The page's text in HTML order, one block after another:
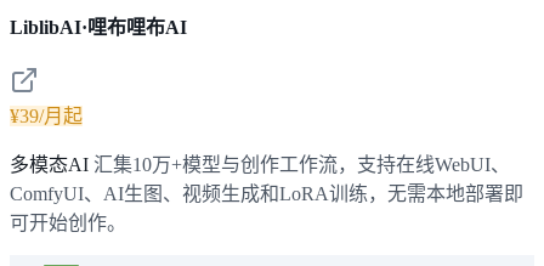
LiblibAI·哩布哩布AI
¥39/月起
多模态AI 汇集10万+模型与创作工作流，支持在线WebUI、
ComfyUI、AI生图、视频生成和LoRA训练，无需本地部署即
可开始创作。